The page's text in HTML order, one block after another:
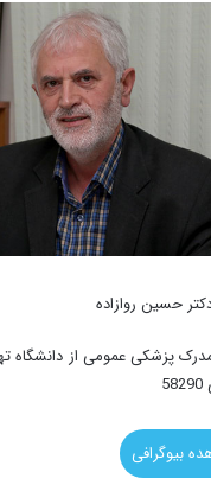
حسین روازاده
پزشکی عمومی از دانشگاه
بیوگرافی